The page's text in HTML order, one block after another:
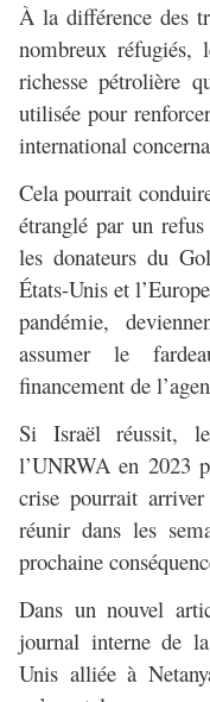
À la différence des
nombreux réfugiés,
richesse pétrolière
utilisée pour
international
Cela pourrait
étranglé par un
les donateurs du
États-Unis et
pandémie,
assumer le
financement de
Si Israël réussit,
l’UNRWA en 2023
crise pourrait
réunir dans les
prochaine
Dans un nouvel
journal interne de
Unis alliée à